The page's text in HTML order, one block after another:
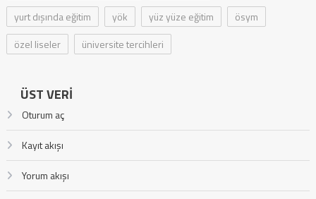
yurt dışında eğitim
yök yüz yüze eğitim
ösym
özel liseler
üniversite tercihleri
ÜST VERI
Oturum aç
Kayıt akışı
Yorum akışı